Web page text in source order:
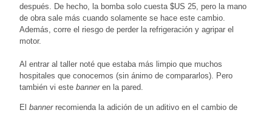
después. De hecho, la bomba solo cuesta $US 25, pero la mano
de obra sale más cuando solamente se hace este cambio.
Además, corre el riesgo de perder la refrigeración y agripar el
motor.
Al entrar al taller noté que estaba más limpio que muchos
hospitales que conocemos (sin ánimo de compararlos). Pero
también vi este banneren la pared.
El bannerrecomienda la adición de un aditivo en el cambio de